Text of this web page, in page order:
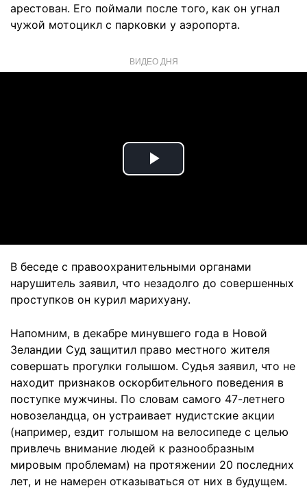
арестован. Его поймали после того, как он угнал
чужой мотоцикл с парковки у аэропорта.
ВИДЕО ДНЯ
Play
В беседе с правоохранительными органами
нарушитель заявил, что незадолго до совершенных
проступков он курил марихуану.
Напомним, в декабре минувшего года в Новой
Зеландии Суд защитил право местного жителя
совершать прогулки голышом. Судья заявил, что не
находит признаков оскорбительного поведения в
поступке мужчины. По словам самого 47-летнего
новозеландца, он устраивает нудистские акции
(например, ездит голышом на велосипеде с целью
привлечь внимание людей к разнообразным
мировым проблемам) на протяжении 20 последних
лет, и не намерен отказываться от них в будущем.